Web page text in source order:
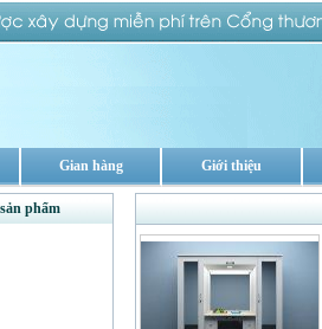
Gian hàng Giới thiệu
phẩm